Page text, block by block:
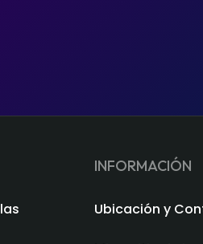
INFORMACIÓN
Ubicación y